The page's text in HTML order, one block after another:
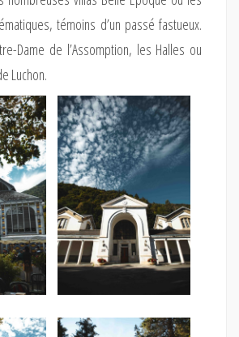
témoins d’un passé fastueux.
Dame de l’Assomption, les Halles ou
Luchon.